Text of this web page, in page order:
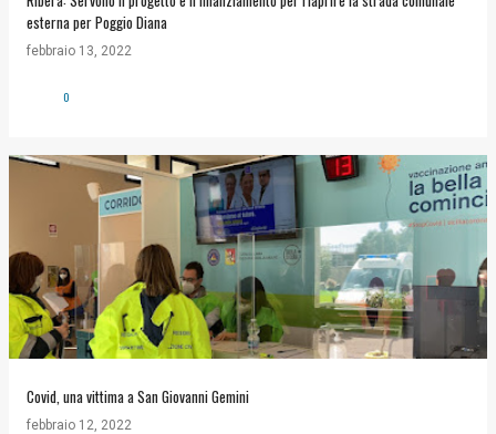
esterna per Poggio Diana
febbraio 13, 2022
0
Covid, una vittima a San Giovanni Gemini
febbraio 12, 2022